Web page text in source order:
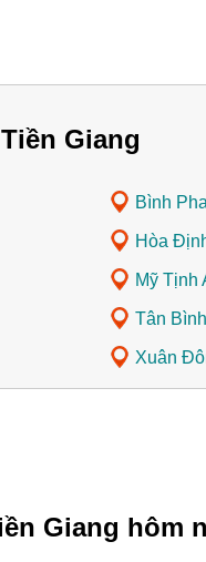
Giang
Bình
Hòa
Mỹ Tịnh
Tân
Xuân
Giang hôm